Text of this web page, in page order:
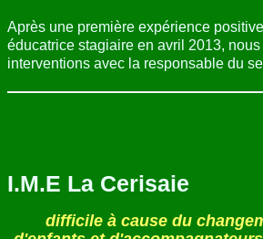
Après une première expérience
éducatrice stagiaire en avril 2013,
interventions avec la responsable du
I.M.E La Cerisaie
difficile à cause du